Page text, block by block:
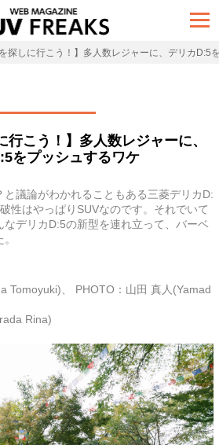
t
o
g
n
を探しに行こう！】多人数レジャーに、デリカD:5
行こう！】多人数レジャーに、
をプッシュするワケ
と議論がわかれることもある三菱デリカD:
性はやっぱりSUVなのです。それでいて
デリカD:5の新型を連れ立って、バーベ
Tomoyuki)、 PHOTO：山田 真人(Yamad
Rina)